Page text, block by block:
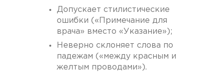
Допускает стилистические
ошибки («Примечание для
врача» вместо «Указание»);
Неверно склоняет слова по
падежам («между красным и
желтым проводами»).